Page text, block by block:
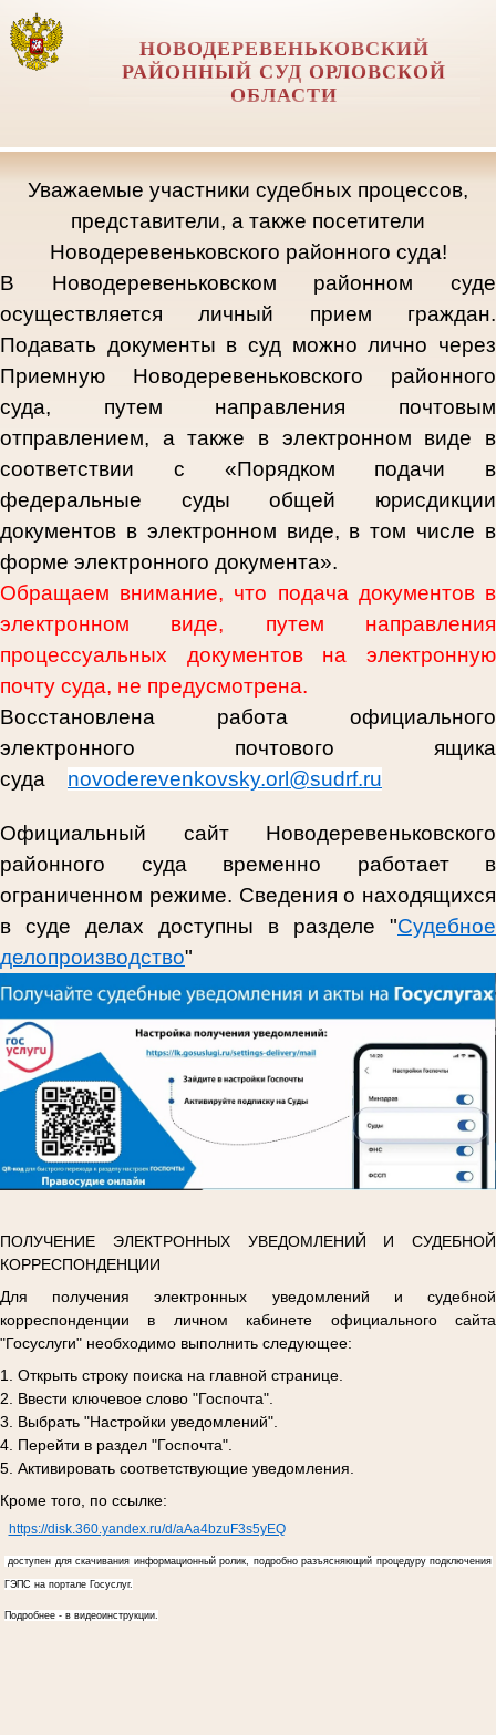
НОВОДЕРЕВЕНЬКОВСКИЙ
РАЙОННЫЙ СУД ОРЛОВCКОЙ
ОБЛАСТИ
Уважаемые участники судебных процессов,
представители, а также посетители
Новодеревеньковского районного суда!
В Новодеревеньковском районном суде
осуществляется личный прием граждан.
Подавать документы в суд можно лично через
Приемную Новодеревеньковского районного
суда, путем направления почтовым
отправлением, а также в электронном виде в
соответствии с «Порядком подачи в
федеральные суды общей юрисдикции
документов в электронном виде, в том числе в
форме электронного документа».
Обращаем внимание, что подача документов в
электронном виде, путем направления
процессуальных документов на электронную
почту суда, не предусмотрена.
Восстановлена работа официального
электронного почтового ящика
суда
novoderevenkovsky.orl@sudrf.ru
Официальный сайт Новодеревеньковского
районного суда временно работает в
ограниченном режиме. Сведения о находящихся
в суде делах доступны в разделе "Судебное
делопроизводство"
ПОЛУЧЕНИЕ ЭЛЕКТРОННЫХ УВЕДОМЛЕНИЙ И СУДЕБНОЙ
КОРРЕСПОНДЕНЦИИ
Для получения электронных уведомлений и судебной
корреспонденции в личном кабинете официального сайта
"Госуслуги" необходимо выполнить следующее:
1. Открыть строку поиска на главной странице.
2. Ввести ключевое слово "Госпочта".
3. Выбрать "Настройки уведомлений".
4. Перейти в раздел "Госпочта".
5. Активировать соответствующие уведомления.
Кроме того, по ссылке:
https://disk.360.yandex.ru/d/aAa4bzuF3s5yEQ
доступен для скачивания информационный ролик, подробно разъясняющий процедуру подключения
ГЭПС на портале Госуслуг.
Подробнее - в видеоинструкции.